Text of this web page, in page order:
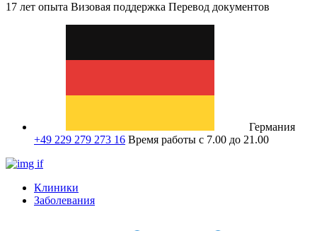
17 лет опыта Визовая поддержка Перевод документов
Германия
+49 229 279 273 16 Время работы с 7.00 до 21.00
Клиники
Заболевания